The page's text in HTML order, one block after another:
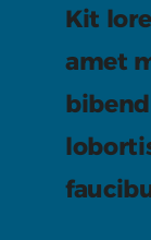
Kit
amet